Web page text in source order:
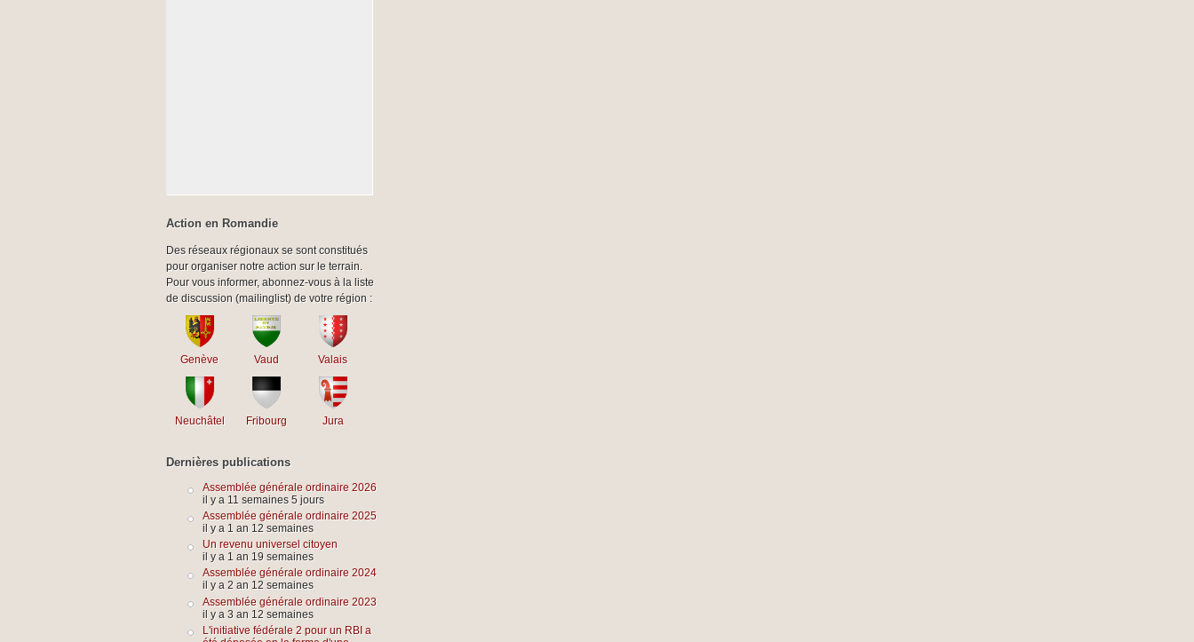
Action en Romandie
Des réseaux régionaux se sont constitués
pour organiser notre action sur le terrain.
Pour vous informer, abonnez-vous à la liste
de discussion (mailinglist) de votre région :
Genève Vaud Valais
Neuchâtel Fribourg Jura
Dernières publications
Assemblée générale ordinaire 2026
il y a 11 semaines 5 jours
Assemblée générale ordinaire 2025
il y a 1 an 12 semaines
Un revenu universel citoyen
il y a 1 an 19 semaines
Assemblée générale ordinaire 2024
il y a 2 an 12 semaines
Assemblée générale ordinaire 2023
il y a 3 an 12 semaines
L'initiative fédérale 2 pour un RBI a